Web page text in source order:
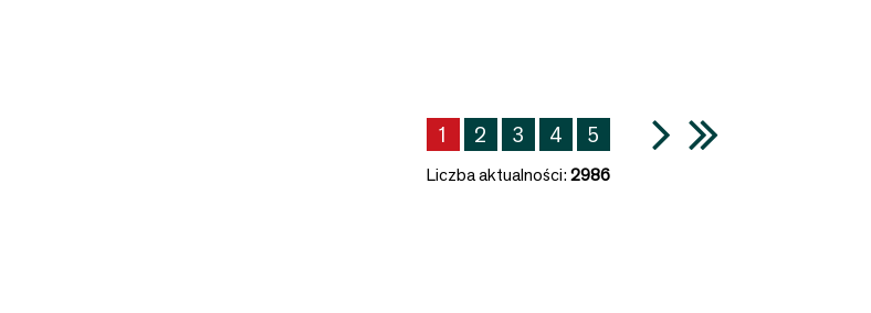
1 2 3 4 5
Liczba aktualności:2986